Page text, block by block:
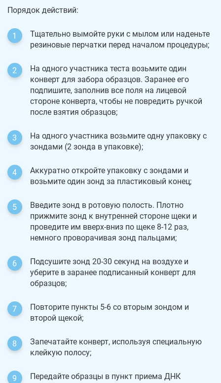
Порядок действий:
Тщательно вымойте руки с мылом или наденьте
резиновые перчатки перед началом процедуры;
На одного участника теста возьмите один
конверт для забора образцов. Заранее его
подпишите, заполнив все поля на лицевой
стороне конверта, чтобы не повредить ручкой
после взятия образцов;
На одного участника возьмите одну упаковку с
зондами (2 зонда в упаковке);
Аккуратно откройте упаковку с зондами и
возьмите один зонд за пластиковый конец;
Введите зонд в ротовую полость. Плотно
прижмите зонд к внутренней стороне щеки и
проведите им вверх-вниз по щеке 8-12 раз,
немного проворачивая зонд пальцами;
Подсушите зонд 20-30 секунд на воздухе и
уберите в заранее подписанный конверт для
образцов;
Повторите пункты 5-6 со вторым зондом и
второй щекой;
Запечатайте конверт, используя специальную
клейкую полосу;
Передайте образцы в пункт приема ДНК